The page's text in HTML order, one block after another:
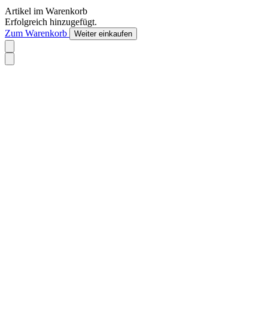
Artikel im Warenkorb
Erfolgreich hinzugefügt.
Zum Warenkorb
Weiter einkaufen